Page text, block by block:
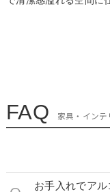
FAQ 家具・イン
お手入れでア